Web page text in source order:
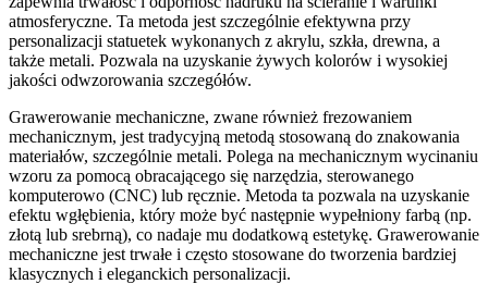
atmosferyczne. Ta metoda jest szczególnie efektywna przy
personalizacji statuetek wykonanych z akrylu, szkła, drewna, a
także metali. Pozwala na uzyskanie żywych kolorów i wysokiej
jakości odwzorowania szczegółów.
Grawerowanie mechaniczne, zwane również frezowaniem
mechanicznym, jest tradycyjną metodą stosowaną do znakowania
materiałów, szczególnie metali. Polega na mechanicznym wycinaniu
wzoru za pomocą obracającego się narzędzia, sterowanego
komputerowo (CNC) lub ręcznie. Metoda ta pozwala na uzyskanie
efektu wgłębienia, który może być następnie wypełniony farbą (np.
złotą lub srebrną), co nadaje mu dodatkową estetykę. Grawerowanie
mechaniczne jest trwałe i często stosowane do tworzenia bardziej
klasycznych i eleganckich personalizacji.